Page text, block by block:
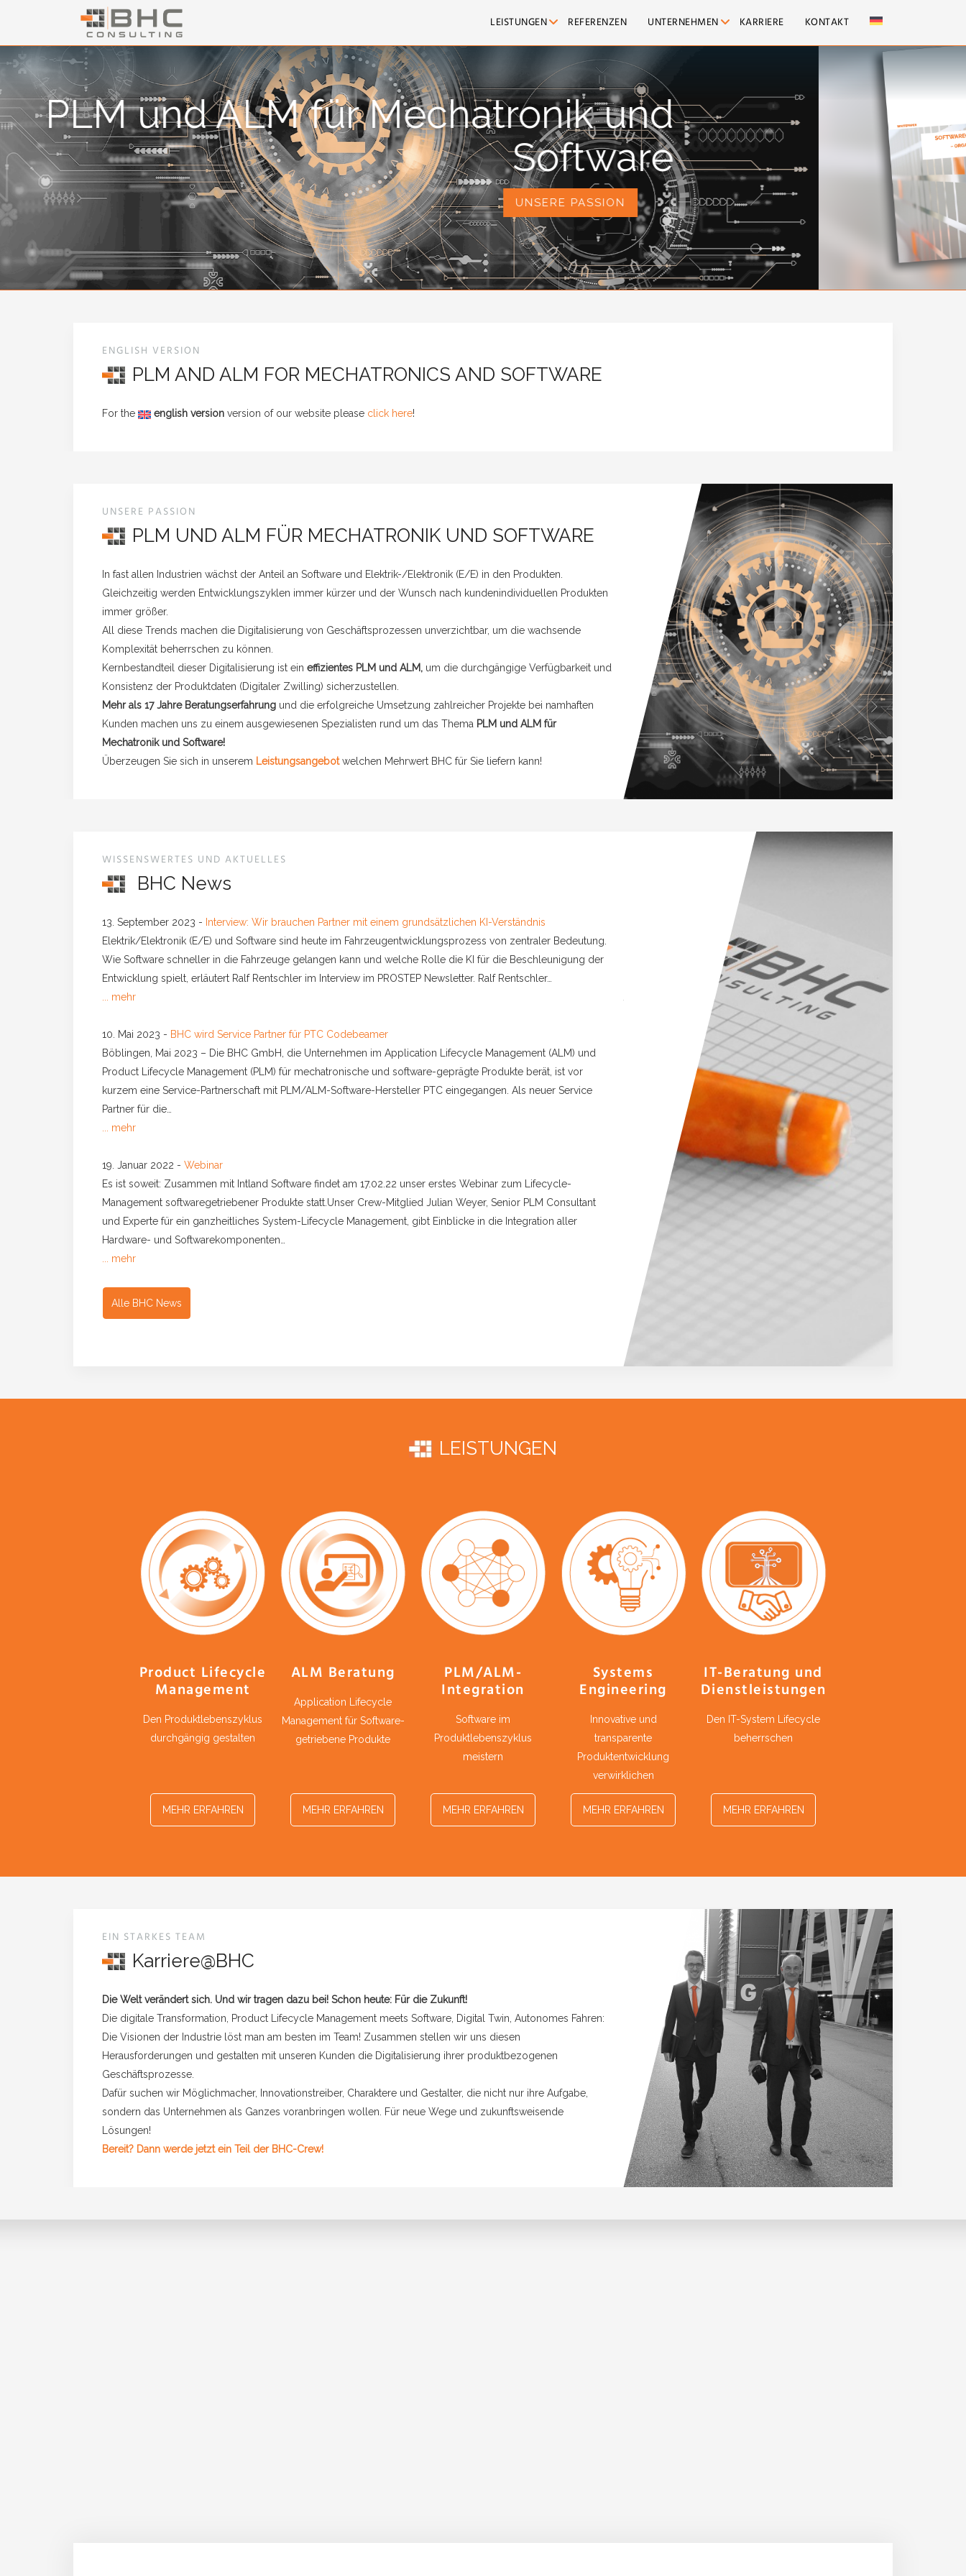
LEISTUNGEN REFERENZEN UNTERNEHMEN KARRIERE KONTAKT
Veröffentlichungen
TRENDS, ENTWICKLUNGEN UND STRATEGIEN
ENGLISH VERSION
PLM AND ALM FOR MECHATRONICS AND SOFTWARE
For the english version version of our website please click here!
UNSERE PASSION
PLM UND ALM FÜR MECHATRONIK UND SOFTWARE
In fast allen Industrien wächst der Anteil an Software und Elektrik-/Elektronik (E/E) in den Produkten.
Gleichzeitig werden Entwicklungszyklen immer kürzer und der Wunsch nach kundenindividuellen Produkten
immer größer.
All diese Trends machen die Digitalisierung von Geschäftsprozessen unverzichtbar, um die wachsende
Komplexität beherrschen zu können.
Kernbestandteil dieser Digitalisierung ist ein effizientes PLM und ALM, um die durchgängige Verfügbarkeit und
Konsistenz der Produktdaten (Digitaler Zwilling) sicherzustellen.
Mehr als 17 Jahre Beratungserfahrung und die erfolgreiche Umsetzung zahlreicher Projekte bei namhaften
Kunden machen uns zu einem ausgewiesenen Spezialisten rund um das Thema PLM und ALM für
Mechatronik und Software!
Überzeugen Sie sich in unserem Leistungsangebotwelchen Mehrwert BHC für Sie liefern kann!
WISSENSWERTES UND AKTUELLES
BHC News
13. September 2023 - Interview: Wir brauchen Partner mit einem grundsätzlichen KI-Verständnis
Elektrik/Elektronik (E/E) und Software sind heute im Fahrzeugentwicklungsprozess von zentraler Bedeutung.
Wie Software schneller in die Fahrzeuge gelangen kann und welche Rolle die KI für die Beschleunigung der
Entwicklung spielt, erläutert Ralf Rentschler im Interview im PROSTEP Newsletter. Ralf Rentschler…
... mehr
10. Mai 2023 - BHC wird Service Partner für PTC Codebeamer
Böblingen, Mai 2023 – Die BHC GmbH, die Unternehmen im Application Lifecycle Management (ALM) und
Product Lifecycle Management (PLM) für mechatronische und software-geprägte Produkte berät, ist vor
kurzem eine Service-Partnerschaft mit PLM/ALM-Software-Hersteller PTC eingegangen. Als neuer Service
Partner für die…
... mehr
19. Januar 2022 - Webinar
Es ist soweit: Zusammen mit Intland Software findet am 17.02.22 unser erstes Webinar zum Lifecycle-
Management softwaregetriebener Produkte statt.Unser Crew-Mitglied Julian Weyer, Senior PLM Consultant
und Experte für ein ganzheitliches System-Lifecycle Management, gibt Einblicke in die Integration aller
Hardware- und Softwarekomponenten…
... mehr
Alle BHC News
LEISTUNGEN
Product Lifecycle
Management
Den Produktlebenszyklus
durchgängig gestalten
MEHR ERFAHREN
ALM Beratung
Application Lifecycle
Management für Software-
getriebene Produkte
MEHR ERFAHREN
PLM/ALM-
Integration
Software im
Produktlebenszyklus
meistern
MEHR ERFAHREN
Systems
Engineering
Innovative und
transparente
Produktentwicklung
verwirklichen
MEHR ERFAHREN
IT-Beratung und
Dienstleistungen
Den IT-System Lifecycle
beherrschen
MEHR ERFAHREN
EIN STARKES TEAM
Karriere@BHC
Die Welt verändert sich. Und wir tragen dazu bei! Schon heute: Für die Zukunft!
Die digitale Transformation, Product Lifecycle Management meets Software, Digital Twin, Autonomes Fahren:
Die Visionen der Industrie löst man am besten im Team! Zusammen stellen wir uns diesen
Herausforderungen und gestalten mit unseren Kunden die Digitalisierung ihrer produktbezogenen
Geschäftsprozesse.
Dafür suchen wir Möglichmacher, Innovationstreiber, Charaktere und Gestalter, die nicht nur ihre Aufgabe,
sondern das Unternehmen als Ganzes voranbringen wollen. Für neue Wege und zukunftsweisende
Lösungen!
Bereit? Dann werde jetzt ein Teil der BHC-Crew!